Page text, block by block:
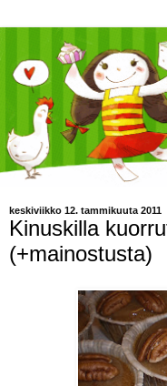
keskiviikko 12. tammikuuta 2011
Kinuskilla
(+mainostusta)